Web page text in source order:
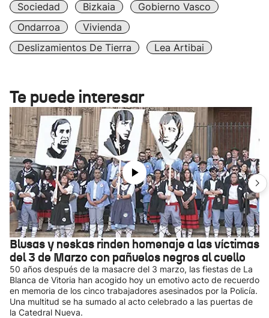
Sociedad Bizkaia
Gobierno Vasco
Ondarroa
Vivienda
Deslizamientos De Tierra
Lea Artibai
Te puede interesar
Blusas y neskas rinden homenaje a las víctimas
del 3 de Marzo con pañuelos negros al cuello
50 años después de la masacre del 3 marzo, las fiestas de La
Blanca de Vitoria han acogido hoy un emotivo acto de recuerdo
en memoria de los cinco trabajadores asesinados por la Policía.
Una multitud se ha sumado al acto celebrado a las puertas de
la Catedral Nueva.